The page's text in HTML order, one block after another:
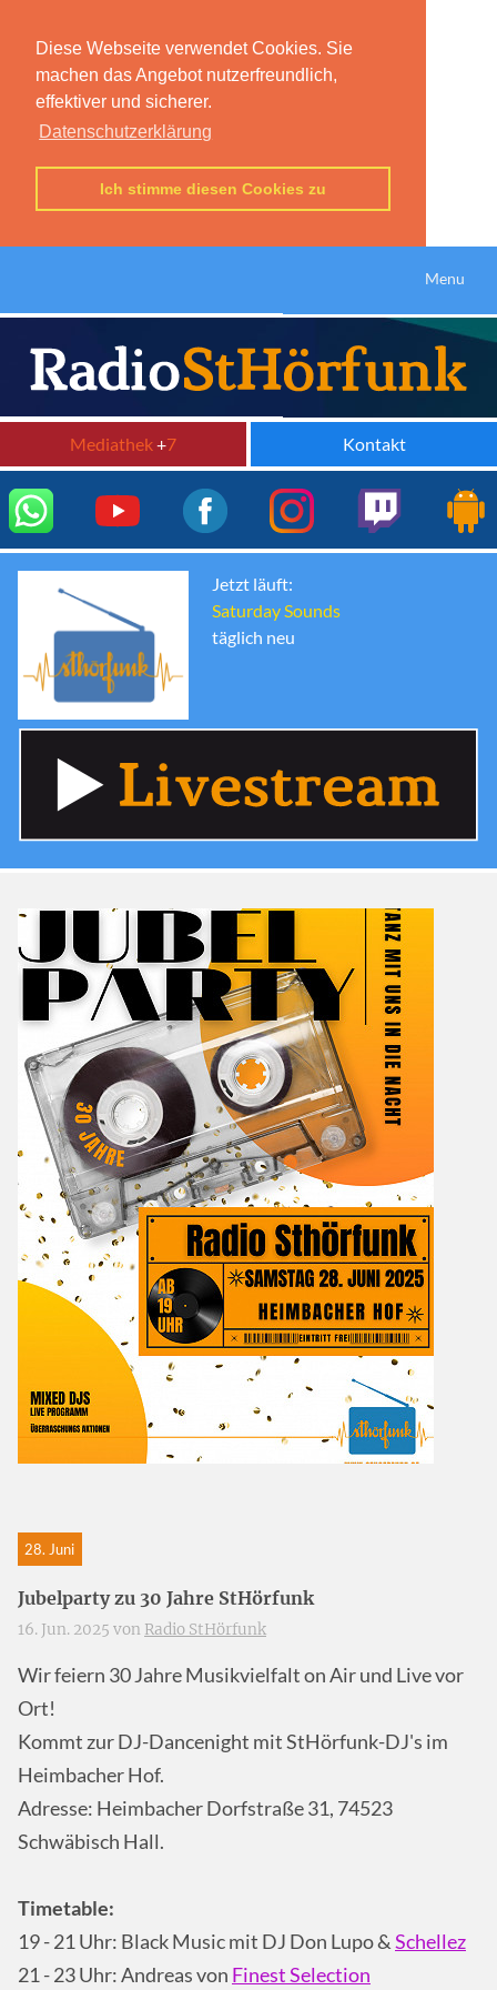
Diese Webseite verwendet Cookies. Sie
machen das Angebot nutzerfreundlich,
effektiver und sicherer.
Datenschutzerklärung
Ich stimme diesen Cookies zu
Menu
Mediathek+7 Kontakt
Jetzt läuft:
Saturday Sounds
täglich neu
28. Juni
Jubelparty zu 30 Jahre StHörfunk
16. Jun. 2025 von Radio StHörfunk
Wir feiern 30 Jahre Musikvielfalt on Air und Live vor
Ort!
Kommt zur DJ-Dancenight mit StHörfunk-DJ's im
Heimbacher Hof.
Adresse: Heimbacher Dorfstraße 31, 74523
Schwäbisch Hall.
Timetable:
19 - 21 Uhr: Black Music mit DJ Don Lupo &Schellez
21 - 23 Uhr: Andreas von Finest Selection